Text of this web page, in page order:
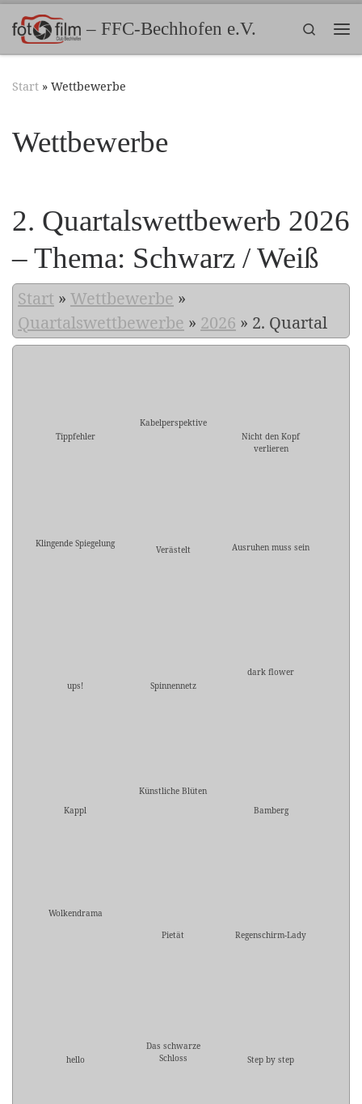
Zum Inhalt springen– FFC-Bechhofen e.V.
Search
Start » Wettbewerbe
Wettbewerbe
2. Quartalswettbewerb 2026
– Thema: Schwarz / Weiß
Start » Wettbewerbe »
Quartalswettbewerbe » 2026 » 2. Quartal
Tippfehler
Kabelperspektive
Nicht den Kopf
verlieren
Klingende Spiegelung
Verästelt Ausruhen muss sein
ups! Spinnennetz
dark flower
Kappl
Künstliche Blüten
Bamberg
Wolkendrama
Pietät
Regenschirm-Lady
hello
Das schwarze
Schloss
Step by step